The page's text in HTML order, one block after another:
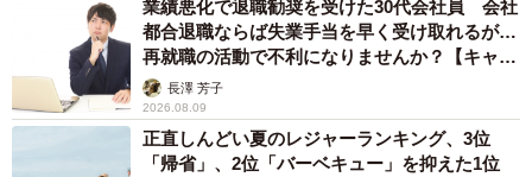
業績悪化で退職勧奨を受けた30代会社員 会社
都合退職ならば失業手当を早く受け取れるが…
再就職の活動で不利になりませんか？【キャリ
アカウンセラーが解説】
長澤 芳子
2026.08.09
正直しんどい夏のレジャーランキング、3位
「帰省」、2位「バーベキュー」を抑えた1位